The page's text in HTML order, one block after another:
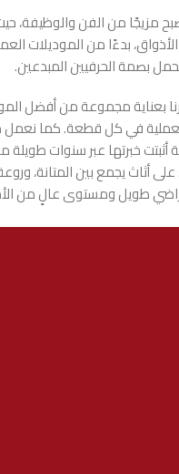
مزيجًا من الفن والوظيفة،
بدءًا من الموديلات
بصمة الحرفيين المبدعين.
بعناية مجموعة من أفضل
في كل قطعة. كما
خبرتها عبر سنوات طويلة من
أثاث يجمع بين المتانة،
طويل ومستوى عالٍ من